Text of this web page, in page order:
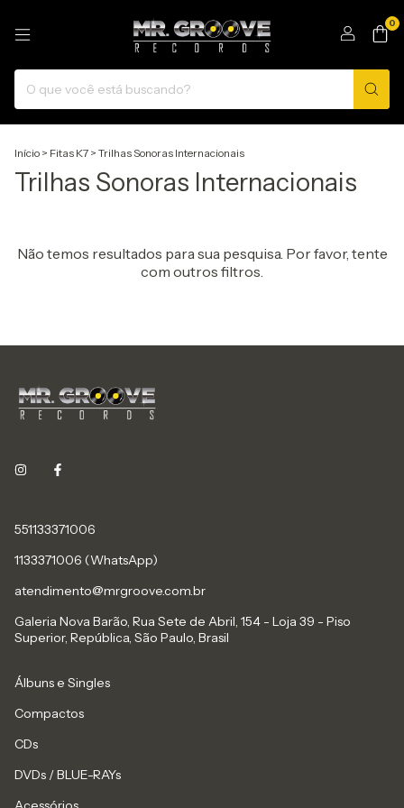
0
Início > Fitas K7 > Trilhas Sonoras Internacionais
Trilhas Sonoras Internacionais
Não temos resultados para sua pesquisa. Por favor, tente
com outros filtros.
551133371006
1133371006 (WhatsApp)
atendimento@mrgroove.com.br
Galeria Nova Barão, Rua Sete de Abril, 154 - Loja 39 - Piso
Superior, República, São Paulo, Brasil
Álbuns e Singles
Compactos
CDs
DVDs / BLUE-RAYs